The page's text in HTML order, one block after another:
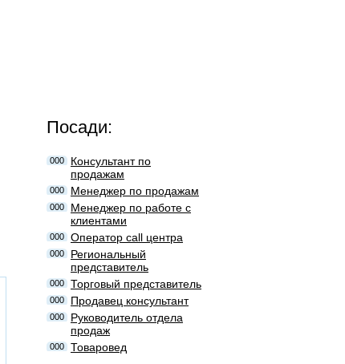
Посади:
000
Консультант по
продажам
000 Менеджер по продажам
000
Менеджер по работе с
клиентами
000 Оператор call центра
000
Региональный
представитель
000 Торговый представитель
000 Продавец консультант
000
Руководитель отдела
продаж
000 Товаровед